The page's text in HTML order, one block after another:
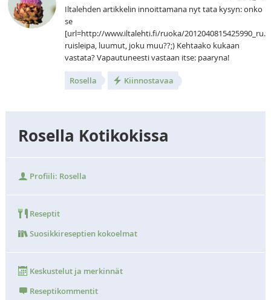
Iltalehden artikkelin innoittamana nyt tata kysyn: onko
se
[url=http://www.iltalehti.fi/ruoka/
ruisleipa, luumut, joku muu??;) Kehtaako kukaan
vastata? Vapautuneesti vastaan itse: paaryna!
Rosella Kiinnostavaa
Rosella Kotikokissa
Profiili: Rosella
Reseptit
Suosikkireseptien kokoelmat
Keskustelut ja merkinnät
Reseptikommentit